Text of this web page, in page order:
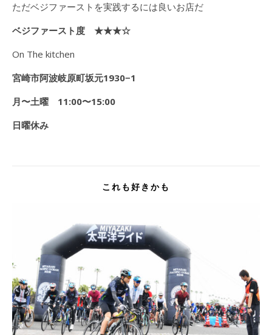
ただベジファーストを実践するには良いお店だ
ベジファースト度 ★★★☆
On The kitchen
宮崎市阿波岐原町坂元1930−1
月〜土曜 11:00〜15:00
日曜休み
これも好きかも